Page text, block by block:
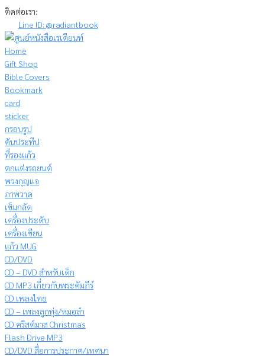
Skip
content
ติดต่อเรา:
Line ID: @radiantbook
Home
Gift Shop
Bible Covers
Bookmark
card
sticker
กรอบรูป
คันประทีป
ที่รองแก้ว
ตกแต่งรถยนต์
พวงกุญแจ
ภาพวาด
เข็มกลัด
เครื่องประดับ
เครื่องเขียน
แก้ว MUG
CD/DVD
CD – DVD สำหรับเด็ก
CD MP3 เกี่ยวกับพระคัมภีร์
CD เพลงไทย
CD – เพลงลูกทุ่ง/หมอลำ
CD คริสต์มาส Christmas
Flash Drive MP3
CD/DVD สื่อการประกาศ/เทศนา